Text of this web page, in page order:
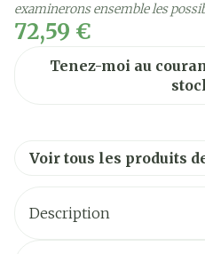
72,59 €
Tenez-moi au
examinerons ensemble les
Voir tous les produits
Description